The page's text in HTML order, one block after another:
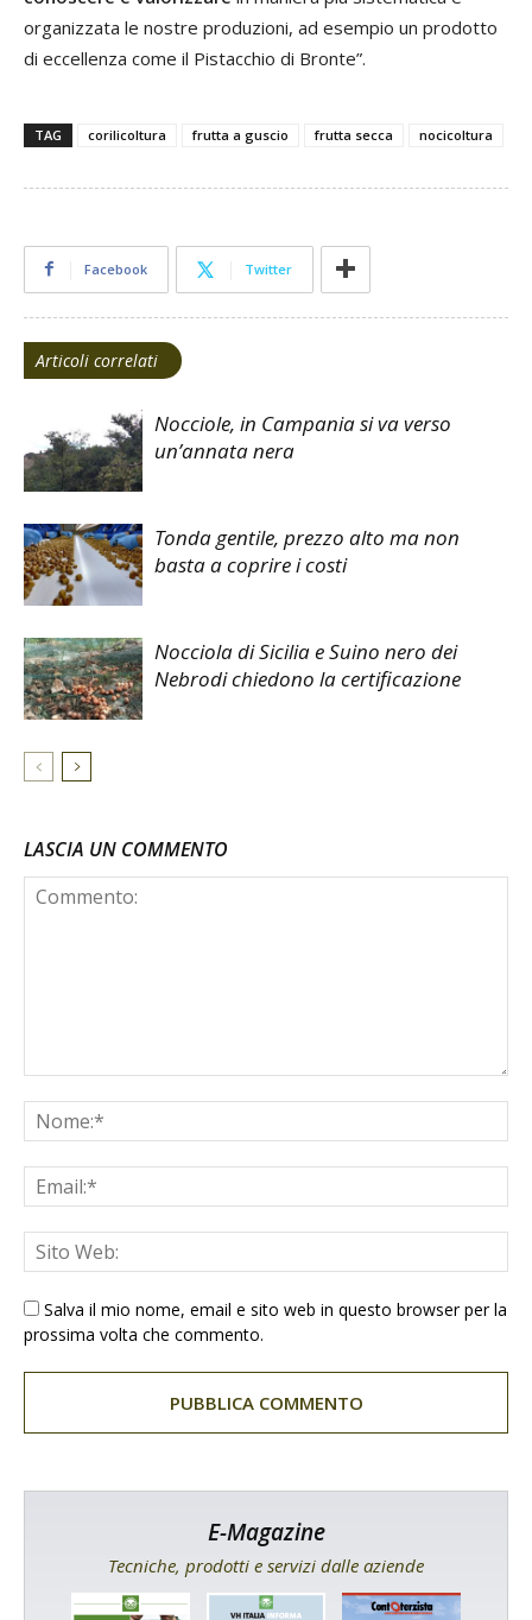
organizzata le nostre produzioni, ad esempio un prodotto
di eccellenza come il Pistacchio di Bronte”.
TAG corilicoltura frutta a guscio frutta secca nocicoltura
Facebook Twitter
Articoli correlati
Nocciole, in Campania si va verso
un’annata nera
Tonda gentile, prezzo alto ma non
basta a coprire i costi
Nocciola di Sicilia e Suino nero dei
Nebrodi chiedono la certificazione
LASCIA UN COMMENTO
Salva il mio nome, email e sito web in questo browser per la
prossima volta che commento.
E-Magazine
Tecniche, prodotti e servizi dalle aziende